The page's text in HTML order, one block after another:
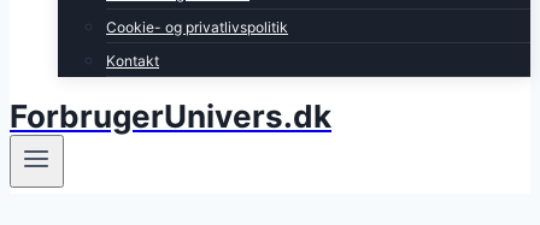
Cookie- og privatlivspolitik
Kontakt
ForbrugerUnivers.dk